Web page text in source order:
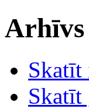
Arhīvs
Skatīt